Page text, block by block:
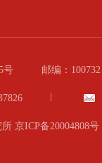
号 邮编：100732
所 京ICP备20004808号